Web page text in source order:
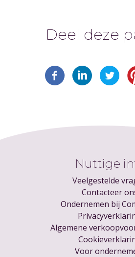
Deel deze
Nuttige
Veelgestelde
Contacteer
Ondernemen bij
Algemene
Voor